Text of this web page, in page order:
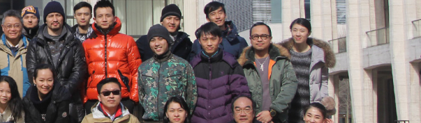
学校及社区
赛马会舞蹈×武术中华文化学
校体艺推广计划
报导摘要
成为
会员
鸣谢